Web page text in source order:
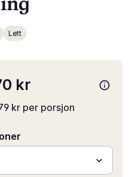
Lett
kr
kr per porsjon